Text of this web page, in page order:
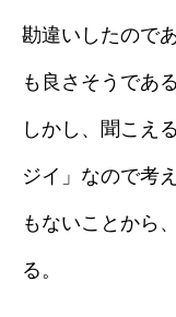
勘違いしたので
も良さそうである
しかし、聞こえ
ジイ」なので考
もないことから
る。